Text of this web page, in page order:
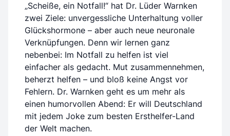
„Scheiße, ein Notfall!“ hat Dr. Lüder Warnken
zwei Ziele: unvergessliche Unterhaltung voller
Glückshormone – aber auch neue neuronale
Verknüpfungen. Denn wir lernen ganz
nebenbei: Im Notfall zu helfen ist viel
einfacher als gedacht. Mut zusammennehmen,
beherzt helfen – und bloß keine Angst vor
Fehlern. Dr. Warnken geht es um mehr als
einen humorvollen Abend: Er will Deutschland
mit jedem Joke zum besten Ersthelfer-Land
der Welt machen.